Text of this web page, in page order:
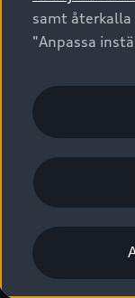
Audi Collection
Vanliga frågor
2G/3G nätet
myAudi
Nyhetsbrev
Vårt
Lediga tjänster
Lediga tjänster
Kommentar till
Utgivare
Juridiskt Audi
Anpassa
samt
"Anpassa